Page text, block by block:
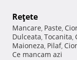
Reţete
Mancare, Paste,
Dulceata, Tocanita,
Maioneza, Pilaf,
Ce mancam azi